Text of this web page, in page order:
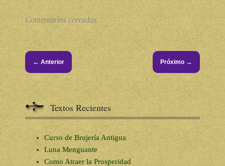
Comentarios cerrados.
← Anterior Próximo →
Textos Recientes
Curso de Brujería Antigua
Luna Menguante
Como Atraer la Prosperidad